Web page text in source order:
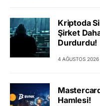
Kriptoda
Şirket
Durdurdu!
4 AĞUSTOS 2026
Hamlesi!